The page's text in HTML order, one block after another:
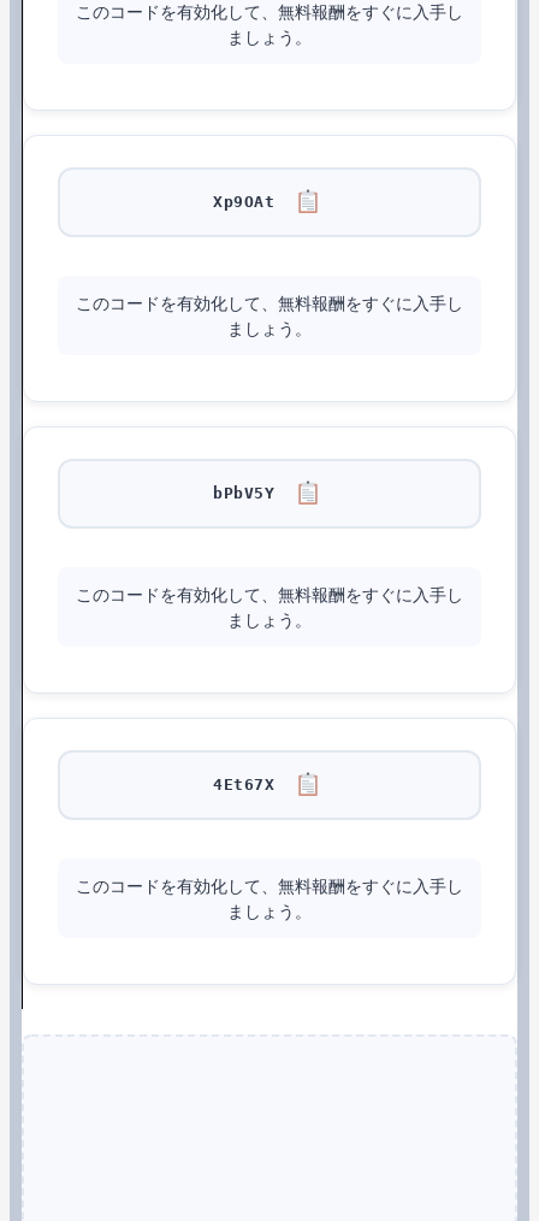
このコードを有効化して、無料報酬をすぐに入手し
ましょう。
Xp9OAt
このコードを有効化して、無料報酬をすぐに入手し
ましょう。
bPbV5Y
このコードを有効化して、無料報酬をすぐに入手し
ましょう。
4Et67X
このコードを有効化して、無料報酬をすぐに入手し
ましょう。